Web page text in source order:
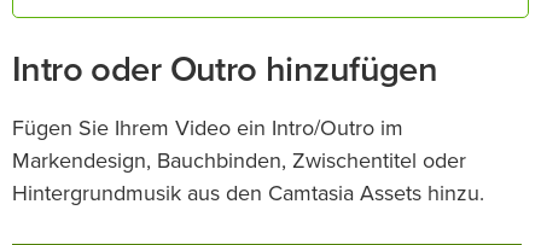
Intro oder Outro hinzufügen
Fügen Sie Ihrem Video ein Intro/Outro im
Markendesign, Bauchbinden, Zwischentitel oder
Hintergrundmusik aus den Camtasia Assets hinzu.